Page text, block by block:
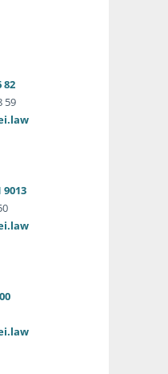
82
59
9013